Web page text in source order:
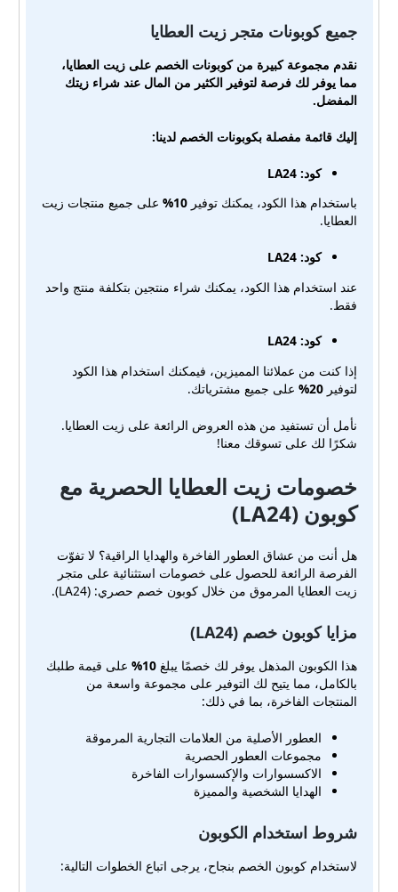
جميع كوبونات متجر زيت العطايا
نقدم مجموعة كبيرة من كوبونات الخصم على زيت العطايا،
مما يوفر لك فرصة لتوفير الكثير من المال عند شراء زيتك
المفضل.
إليك قائمة مفصلة بكوبونات الخصم لدينا:
كود: LA24
باستخدام هذا الكود، يمكنك توفير 10%
على جميع منتجات زيت
العطايا.
كود: LA24
عند استخدام هذا الكود، يمكنك شراء منتجين بتكلفة منتج واحد
فقط.
كود: LA24
إذا كنت من عملائنا المميزين، فيمكنك استخدام هذا الكود
لتوفير 20% على جميع مشترياتك.
نأمل أن تستفيد من هذه العروض الرائعة على زيت العطايا.
شكرًا لك على تسوقك معنا!
خصومات زيت العطايا الحصرية مع
كوبون (LA24)
هل أنت من عشاق العطور الفاخرة والهدايا الراقية؟ لا تفوّت
الفرصة الرائعة للحصول على خصومات استثنائية على متجر
زيت العطايا المرموق من خلال كوبون خصم حصري: (LA24).
مزايا كوبون خصم (LA24)
هذا الكوبون المذهل يوفر لك خصمًا يبلغ 10%
على قيمة طلبك
بالكامل، مما يتيح لك التوفير على مجموعة واسعة من
المنتجات الفاخرة، بما في ذلك:
العطور الأصلية من العلامات التجارية المرموقة
مجموعات العطور الحصرية
الاكسسوارات والإكسسوارات الفاخرة
الهدايا الشخصية والمميزة
شروط استخدام الكوبون
لاستخدام كوبون الخصم بنجاح، يرجى اتباع الخطوات التالية: